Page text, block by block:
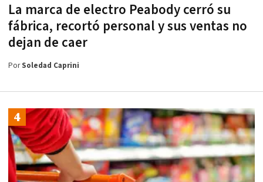
La marca de electro Peabody cerró su
fábrica, recortó personal y sus ventas no
dejan de caer
PorSoledad Caprini